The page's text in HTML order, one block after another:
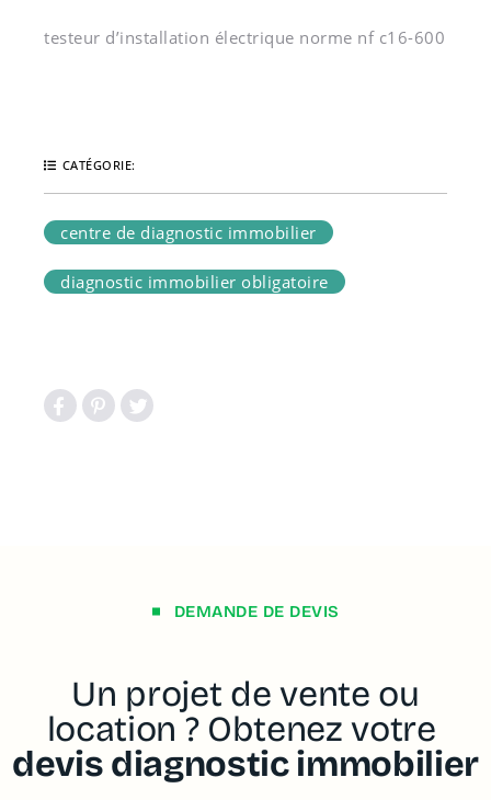
testeur d’installation électrique norme nf c16-600
CATÉGORIE:
centre de diagnostic immobilier
diagnostic immobilier obligatoire
DEMANDE DE DEVIS
Un projet de vente ou
location ? Obtenez votre
devis diagnostic immobilier